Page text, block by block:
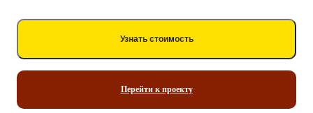
Узнать стоимость
Перейти к проекту